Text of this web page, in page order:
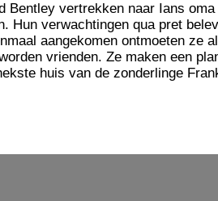
Bentley vertrekken naar Ians
Hun verwachtingen qua pret
aangekomen ontmoeten ze
vrienden. Ze maken een
huis van de zonderlinge